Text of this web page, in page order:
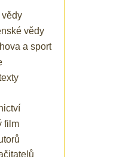
vědy
vědy
a sport
film